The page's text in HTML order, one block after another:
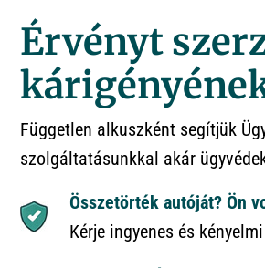
Érvényt
Független alkuszként segítjük
szolgáltatásunkkal akár
Összetörték autóját? Ön
Kérje ingyenes és